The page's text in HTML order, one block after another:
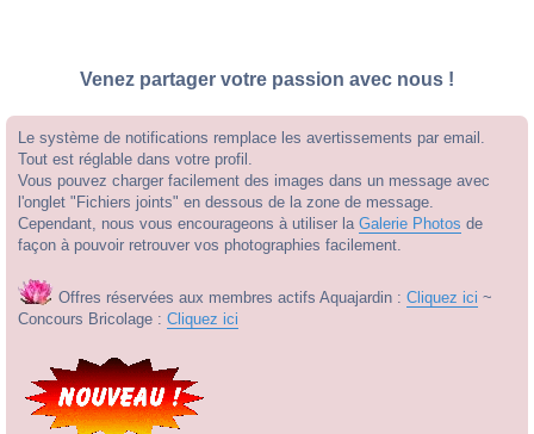
Venez partager votre passion avec nous !
Le système de notifications remplace les avertissements par email.
Tout est réglable dans votre profil.
Vous pouvez charger facilement des images dans un message avec
l'onglet "Fichiers joints" en dessous de la zone de message.
Cependant, nous vous encourageons à utiliser la Galerie Photos de
façon à pouvoir retrouver vos photographies facilement.
Offres réservées aux membres actifs Aquajardin : Cliquez ici ~
Concours Bricolage : Cliquez ici